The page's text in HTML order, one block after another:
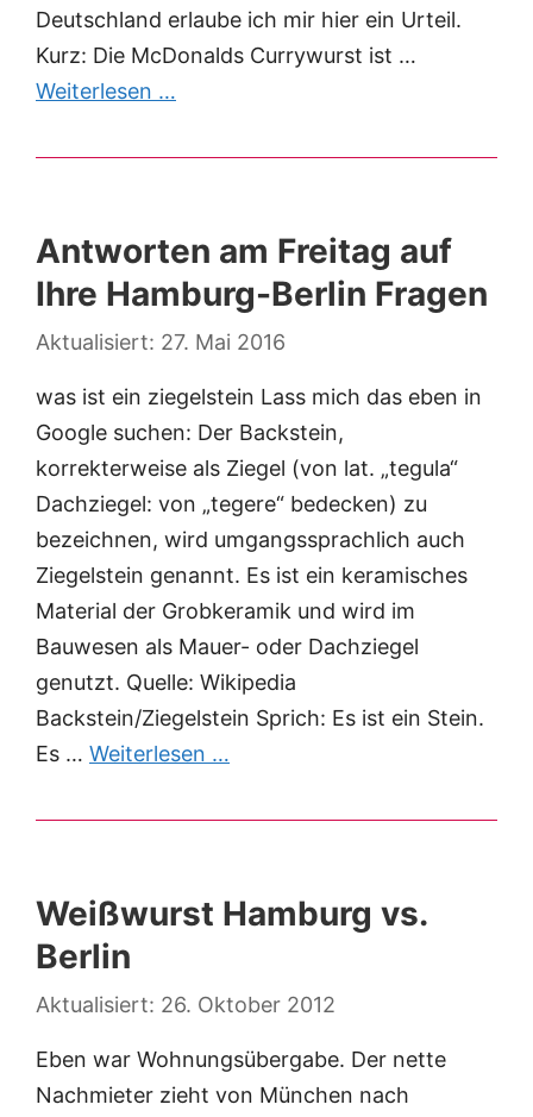
Deutschland erlaube ich mir hier ein Urteil.
Kurz: Die McDonalds Currywurst ist …
Weiterlesen …
Antworten am Freitag auf
Ihre Hamburg-Berlin Fragen
27. Mai 2016
was ist ein ziegelstein Lass mich das eben in
Google suchen: Der Backstein,
korrekterweise als Ziegel (von lat. „tegula“
Dachziegel: von „tegere“ bedecken) zu
bezeichnen, wird umgangssprachlich auch
Ziegelstein genannt. Es ist ein keramisches
Material der Grobkeramik und wird im
Bauwesen als Mauer- oder Dachziegel
genutzt. Quelle: Wikipedia
Backstein/Ziegelstein Sprich: Es ist ein Stein.
Es … Weiterlesen …
Weißwurst Hamburg vs.
Berlin
26. Oktober 2012
Eben war Wohnungsübergabe. Der nette
Nachmieter zieht von München nach